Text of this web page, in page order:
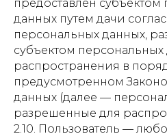
предоставлен
данных путем дачи
персональных данных,
субъектом персональных
распространения в
предусмотренном
данных (далее —
разрешенные для
2.10. Пользователь —